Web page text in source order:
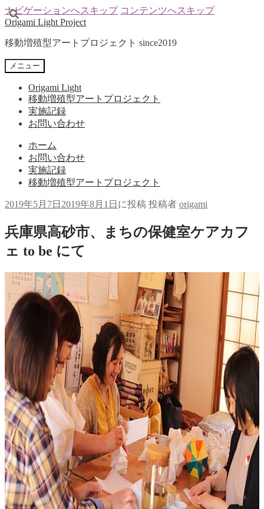
ナビゲーションへスキップ コンテンツへスキップ
Origami Light Project
移動増殖型アートプロジェクト since2019
メニュー
Origami Light
移動増殖型アートプロジェクト
実施記録
お問い合わせ
ホーム
お問い合わせ
実施記録
移動増殖型アートプロジェクト
2019年5月7日 2019年8月1日 に投稿 投稿者 origami
兵庫県高砂市、まちの保健室ケアカフ
ェ to be にて